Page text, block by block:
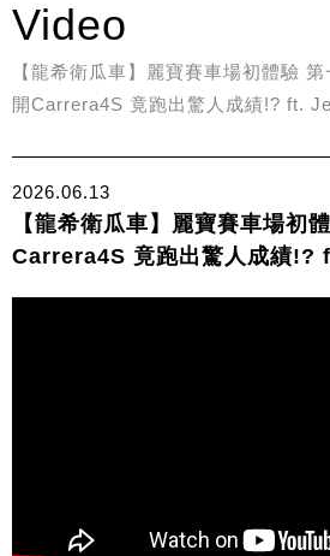
Video
【龍希衛瓜車】麗寶賽車場初體驗 第
開Carrera4S 竟跑出驚人成績!? ft.
2026.06.13
【龍希衛瓜車】麗寶賽車場初
Carrera4S 竟跑出驚人成績!?